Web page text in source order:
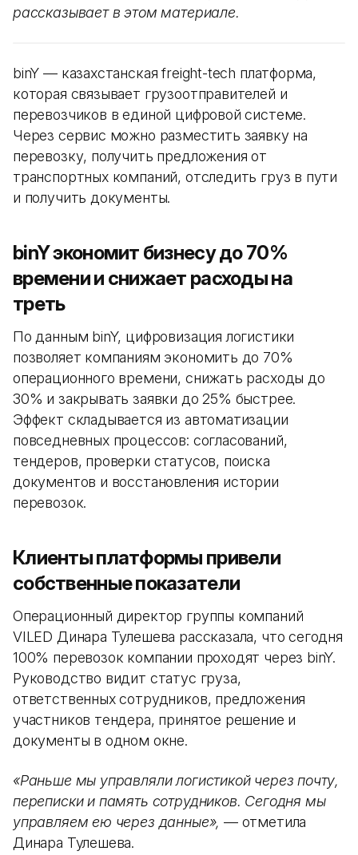
рассказывает в этом материале.
binY — казахстанская freight-tech платформа,
которая связывает грузоотправителей и
перевозчиков в единой цифровой системе.
Через сервис можно разместить заявку на
перевозку, получить предложения от
транспортных компаний, отследить груз в пути
и получить документы.
binY экономит бизнесу до 70%
времени и снижает расходы на
треть
По данным binY, цифровизация логистики
позволяет компаниям экономить до 70%
операционного времени, снижать расходы до
30% и закрывать заявки до 25% быстрее.
Эффект складывается из автоматизации
повседневных процессов: согласований,
тендеров, проверки статусов, поиска
документов и восстановления истории
перевозок.
Клиенты платформы привели
собственные показатели
Операционный директор группы компаний
VILED Динара Тулешева рассказала, что сегодня
100% перевозок компании проходят через binY.
Руководство видит статус груза,
ответственных сотрудников, предложения
участников тендера, принятое решение и
документы в одном окне.
«Раньше мы управляли логистикой через почту,
переписки и память сотрудников. Сегодня мы
управляем ею через данные», — отметила
Динара Тулешева.